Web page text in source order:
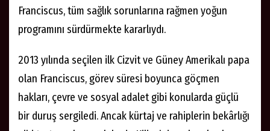
Franciscus, tüm sağlık sorunlarına rağmen yoğun
programını sürdürmekte kararlıydı.
2013 yılında seçilen ilk Cizvit ve Güney Amerikalı papa
olan Franciscus, görev süresi boyunca göçmen
hakları, çevre ve sosyal adalet gibi konularda güçlü
bir duruş sergiledi. Ancak kürtaj ve rahiplerin bekârlığı